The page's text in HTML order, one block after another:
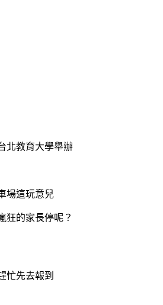
北教育大學舉辦
場這玩意兒
狂的家長停呢？
忙先去報到